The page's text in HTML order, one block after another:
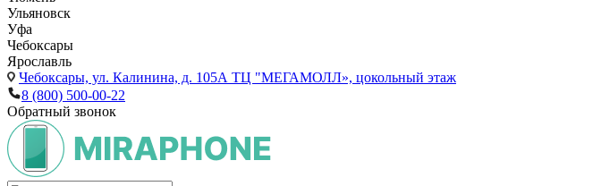
Ульяновск
Уфа
Чебоксары
Ярославль
Чебоксары, ул. Калинина, д. 105А ТЦ "МЕГАМОЛЛ», цокольный этаж
8 (800) 500-00-22
Обратный звонок